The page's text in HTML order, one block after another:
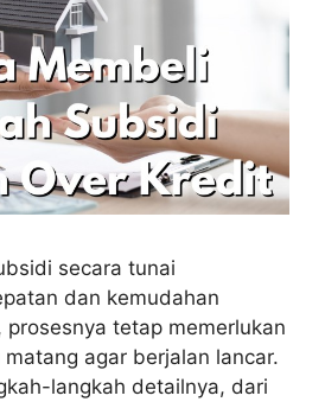
secara tunai
dan kemudahan
prosesnya tetap memerlukan
agar berjalan lancar.
langkah detailnya, dari